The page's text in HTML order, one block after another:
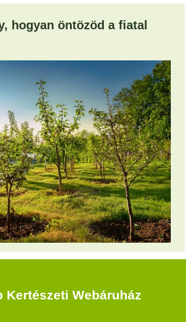
hogyan öntözöd a fiatal
Kertészeti Webáruház